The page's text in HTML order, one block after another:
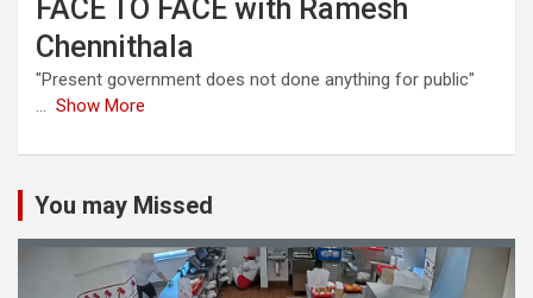
FACE TO FACE with Ramesh
Chennithala
"Present government does not done anything for public"
... Show More
You may Missed